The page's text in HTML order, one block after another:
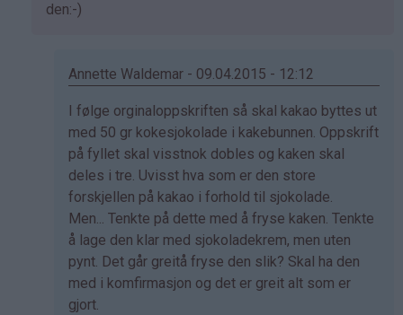
den:-)
Annette Waldemar - 09.04.2015 - 12:12
Som
svar
på
av
Kristine
-
Det…
I følge orginaloppskriften så skal kakao byttes ut
med 50 gr kokesjokolade i kakebunnen. Oppskrift
på fyllet skal visstnok dobles og kaken skal
deles i tre. Uvisst hva som er den store
forskjellen på kakao i forhold til sjokolade.
Men... Tenkte på dette med å fryse kaken. Tenkte
å lage den klar med sjokoladekrem, men uten
pynt. Det går greitå fryse den slik? Skal ha den
med i komfirmasjon og det er greit alt som er
gjort.